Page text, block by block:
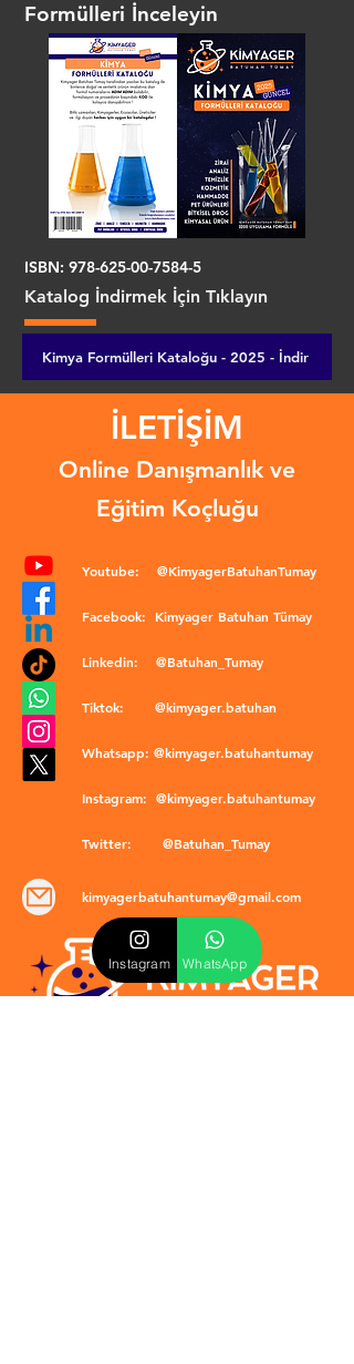
Formülleri İnceleyin
ISBN: 978-625-00-7584-5
Katalog İndirmek İçin Tıklayın
Kimya Formülleri Kataloğu - 2025 - İndir
İLETİŞİM
Online Danışmanlık ve
Eğitim Koçluğu
Youtube: @KimyagerBatuhanTumay
Facebook: Kimyager Batuhan Tümay
Linkedin: @Batuhan_Tumay
Tiktok: @kimyager.batuhan
Whatsapp: @kimyager.batuhantumay
Instagram: @kimyager.batuhantumay
Twitter: @Batuhan_Tumay
kimyagerbatuhantumay@gmail.com
Instagram WhatsApp